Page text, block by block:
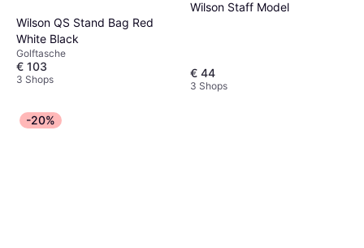
Wilson QS Stand Bag Red
White Black
Golftasche
€ 103
3 Shops
Wilson Staff Model
€ 44
3 Shops
-20%